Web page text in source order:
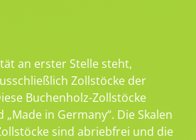
an erster Stelle steht,
Zollstöcke der
Buchenholz-Zollstöcke
„Made in Germany“. Die Skalen
sind abriebfrei und die